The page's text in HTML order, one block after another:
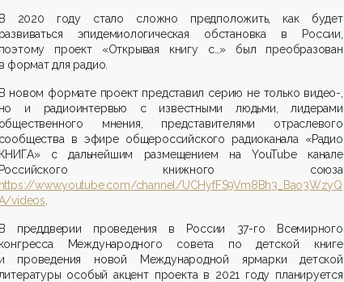
В 2020 году стало сложно предположить, как будет
развиваться эпидемиологическая обстановка в России,
поэтому проект «Открывая книгу с…» был преобразован
в формат для радио.
В новом формате проект представил серию не только видео-,
но и радиоинтервью с известными людьми, лидерами
общественного мнения, представителями отраслевого
сообщества в эфире общероссийского радиоканала «Радио
КНИГА» с дальнейшим размещением на YouTube канале
Российского книжного союза
https://www.youtube.com/channel/UCHyfFS9Vm8Bh3_Bao3WzyQ
videos
В преддверии проведения в России 37-го Всемирного
конгресса Международного совета по детской книге
и проведения новой Международной ярмарки детской
литературы особый акцент проекта в 2021 году планируется